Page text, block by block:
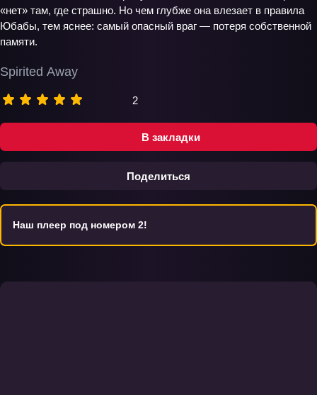
В закладки
Поделиться
Spirited Away
2
«нет» там, где страшно. Но чем глубже она влезает в правила
Юбабы, тем яснее: самый опасный враг — потеря собственной
памяти.
Наш плеер под номером 2!